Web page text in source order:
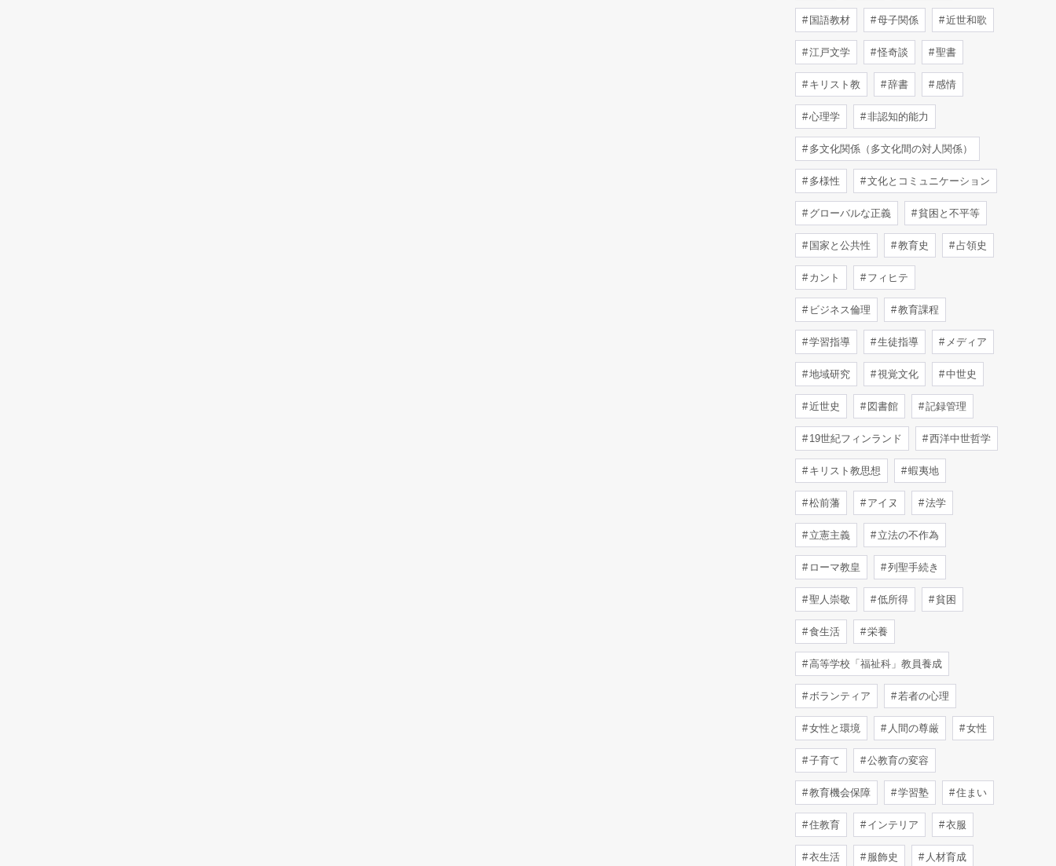
国語教材 母子関係 近世和歌
江戸文学 怪奇談 聖書
キリスト教 辞書 感情
心理学 非認知的能力
多文化関係（多文化間の対人関係）
多様性 文化とコミュニケーション
グローバルな正義 貧困と不平等
国家と公共性 教育史 占領史
カント フィヒテ
ビジネス倫理 教育課程
学習指導 生徒指導 メディア
地域研究 視覚文化 中世史
近世史 図書館 記録管理
19世紀フィンランド 西洋中世哲学
キリスト教思想 蝦夷地
松前藩 アイヌ 法学
立憲主義 立法の不作為
ローマ教皇 列聖手続き
聖人崇敬 低所得 貧困
食生活 栄養
高等学校「福祉科」教員養成
ボランティア 若者の心理
女性と環境 人間の尊厳 女性
子育て 公教育の変容
教育機会保障 学習塾 住まい
住教育 インテリア 衣服
衣生活 服飾史 人材育成